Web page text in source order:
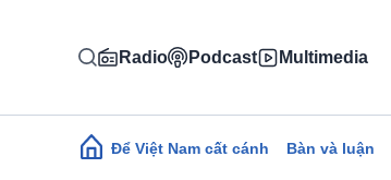
Radio Podcast Multimedia
Main navigation
Để Việt Nam cất cánh Bàn và luận